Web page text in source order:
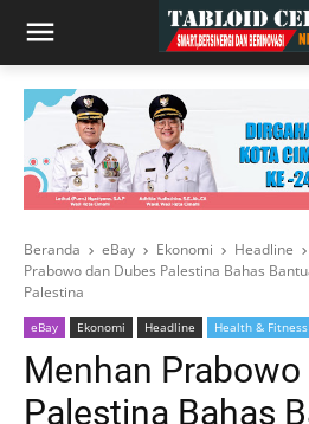
Beranda eBay Ekonomi Headline
Prabowo dan Dubes Palestina Bahas
Palestina
eBay Ekonomi Headline Health & Fitness
Menhan
Palestina Bahas